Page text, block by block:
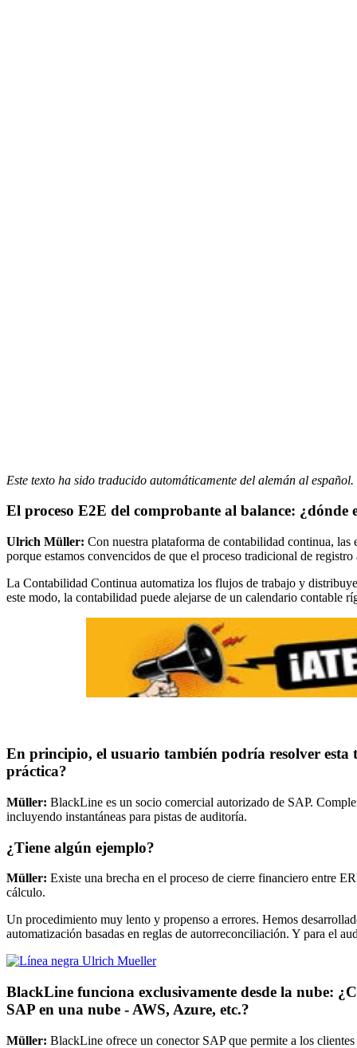
Este texto ha sido traducido automáticamente del alemán al español.
El proceso E2E del comprobante al balance:
Ulrich Müller: Con nuestra plataforma de contabilidad continua,
porque estamos convencidos de que el proceso tradicional de
La Contabilidad Continua automatiza los flujos de trabajo y
este modo, la contabilidad puede alejarse de un calendario contable
En principio, el usuario también podría resolver esta
práctica?
Müller: BlackLine es un socio comercial autorizado de SAP.
incluyendo instantáneas para pistas de auditoría.
¿Tiene algún ejemplo?
Müller: Existe una brecha en el proceso de cierre financiero entre
cálculo.
Un procedimiento muy lento y propenso a errores. Hemos
automatización basadas en reglas de autorreconciliación. Y para el
BlackLine funciona exclusivamente desde la nube:
SAP en una nube - AWS, Azure, etc.?
Müller: BlackLine ofrece un conector SAP que permite a los